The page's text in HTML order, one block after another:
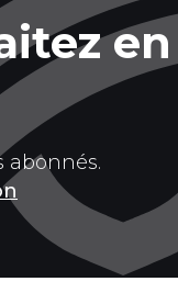
abonnés.